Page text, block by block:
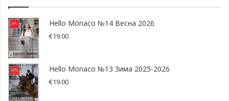
Hello Monaco №14 Весна 2026
€19.00
Hello Monaco №13 Зима 2025-2026
€19.00